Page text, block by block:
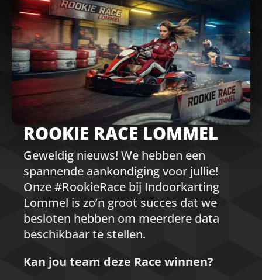
ROOKIE RACE LOMMEL
Geweldig nieuws! We hebben een
spannende aankondiging voor jullie!
Onze #RookieRace bij Indoorkarting
Lommel is zo’n groot succes dat we
besloten hebben om meerdere data
beschikbaar te stellen.
Kan jou team deze Race winnen?